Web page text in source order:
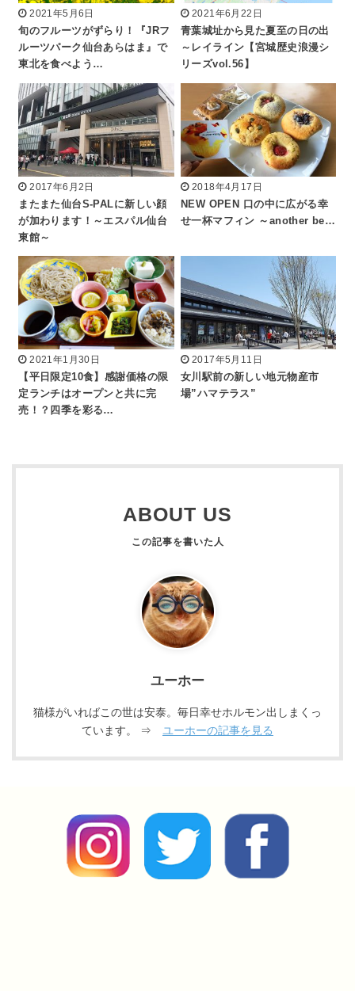
2021年5月6日
旬のフルーツがずらり！『JRフ
ルーツパーク仙台あらはま』で
東北を食べよう…
2021年6月22日
青葉城址から見た夏至の日の出
～レイライン【宮城歴史浪漫シ
リーズvol.56】
2017年6月2日
またまた仙台S-PALに新しい顔
が加わります！～エスパル仙台
東館～
2018年4月17日
NEW OPEN 口の中に広がる幸
せ一杯マフィン ～another be…
2021年1月30日
【平日限定10食】感謝価格の限
定ランチはオープンと共に完
売！？四季を彩る…
2017年5月11日
女川駅前の新しい地元物産市
場”ハマテラス”
ABOUT US
ユーホー
猫様がいればこの世は安泰。毎日幸せホルモン出しまくっ
ています。 ⇒ ユーホーの記事を見る